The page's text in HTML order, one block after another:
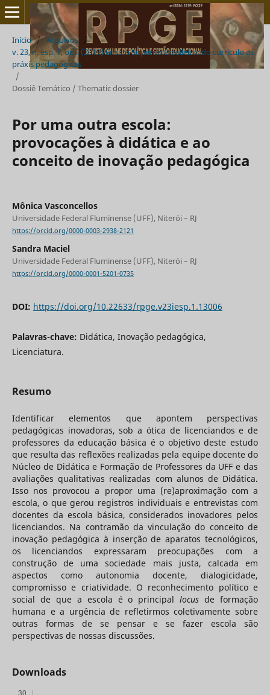
Início / Arquivos
/
v. 23, n. esp. 1, out. (2019) Ensino Superior Brasileiro: do currículo as
práxis pedagógicas
/
Dossiê Temático / Thematic dossier
Por uma outra escola:
provocações à didática e ao
conceito de inovação pedagógica
Mônica Vasconcellos
Universidade Federal Fluminense (UFF), Niterói – RJ
https://orcid.org/0000-0003-2938-2121
Sandra Maciel
Universidade Federal Fluminense (UFF), Niterói – RJ
https://orcid.org/0000-0001-5201-0735
DOI: https://doi.org/10.22633/rpge.v23iesp.1.13006
Palavras-chave: Didática, Inovação pedagógica,
Licenciatura.
Resumo
Identificar elementos que apontem perspectivas
pedagógicas inovadoras, sob a ótica de licenciandos e de
professores da educação básica é o objetivo deste estudo
que resulta das reflexões realizadas pela equipe docente do
Núcleo de Didática e Formação de Professores da UFF e das
avaliações qualitativas realizadas com alunos de Didática.
Isso nos provocou a propor uma (re)aproximação com a
escola, o que gerou registros individuais e entrevistas com
docentes da escola básica, considerados inovadores pelos
licenciandos. Na contramão da vinculação do conceito de
inovação pedagógica à inserção de aparatos tecnológicos,
os licenciandos expressaram preocupações com a
construção de uma sociedade mais justa, calcada em
aspectos como autonomia docente, dialogicidade,
compromisso e criatividade. O reconhecimento político e
social de que a escola é o principallocus de formação
humana e a urgência de refletirmos coletivamente sobre
outras formas de se pensar e se fazer escola são
perspectivas de nossas discussões.
Downloads